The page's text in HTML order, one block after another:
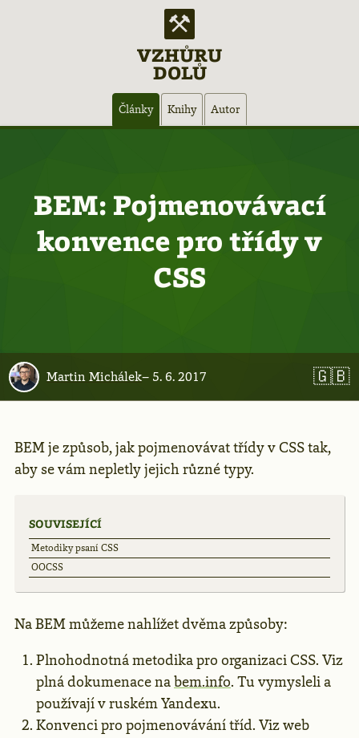
VZHŮRU
DOLŮ
Články Knihy Autor
BEM: Pojmenovávací
konvence pro třídy v
CSS
Martin Michálek– 5. 6. 2017 🇬🇧
BEM je způsob, jak pojmenovávat třídy v CSS tak,
aby se vám nepletly jejich různé typy.
SOUVISEJÍCÍ
Metodiky psaní CSS
OOCSS
Na BEM můžeme nahlížet dvěma způsoby:
Plnohodnotná metodika pro organizaci CSS. Viz
plná dokumenace nabem.info. Tu vymysleli a
používají v ruském Yandexu.
Konvenci pro pojmenovávání tříd. Viz web